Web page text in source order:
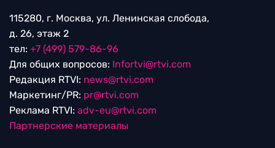
115280, г. Москва, ул. Ленинская слобода,
д. 26, этаж 2
тел: +7 (499) 579-86-96
Для общих вопросов: Infortvi@rtvi.com
Редакция RTVI: news@rtvi.com
Маркетинг/PR: pr@rtvi.com
Реклама RTVI: adv-eu@rtvi.com
Партнерские материалы